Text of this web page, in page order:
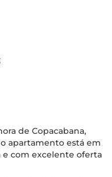
de Copacabana,
apartamento está em
com excelente oferta